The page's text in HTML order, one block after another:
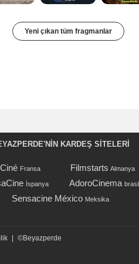
Yeni çıkan tüm fragmanlar
KARDEŞ SİTELERİ
Fransa Filmstarts Almanya
İspanya AdoroCinema brasil
Sensacine México Meksika
©Beyazperde